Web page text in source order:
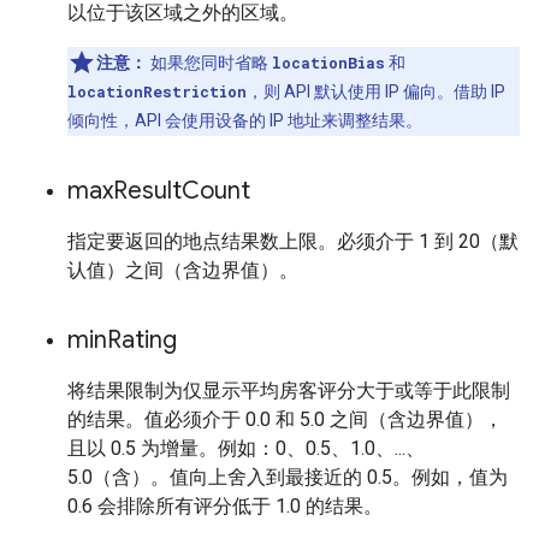
以位于该区域之外的区域。
注意： 如果您同时省略 locationBias 和
locationRestriction ，则 API 默认使用 IP 偏向。借助 IP
倾向性，API 会使用设备的 IP 地址来调整结果。
maxResultCount
指定要返回的地点结果数上限。必须介于 1 到 20（默
认值）之间（含边界值）。
minRating
将结果限制为仅显示平均房客评分大于或等于此限制
的结果。值必须介于 0.0 和 5.0 之间（含边界值），
且以 0.5 为增量。例如：0、0.5、1.0、...、
5.0（含）。值向上舍入到最接近的 0.5。例如，值为
0.6 会排除所有评分低于 1.0 的结果。